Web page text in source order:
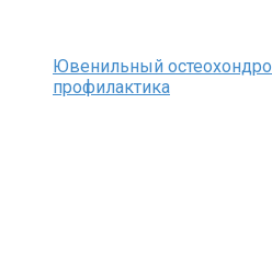
Ювенильный
профилактика